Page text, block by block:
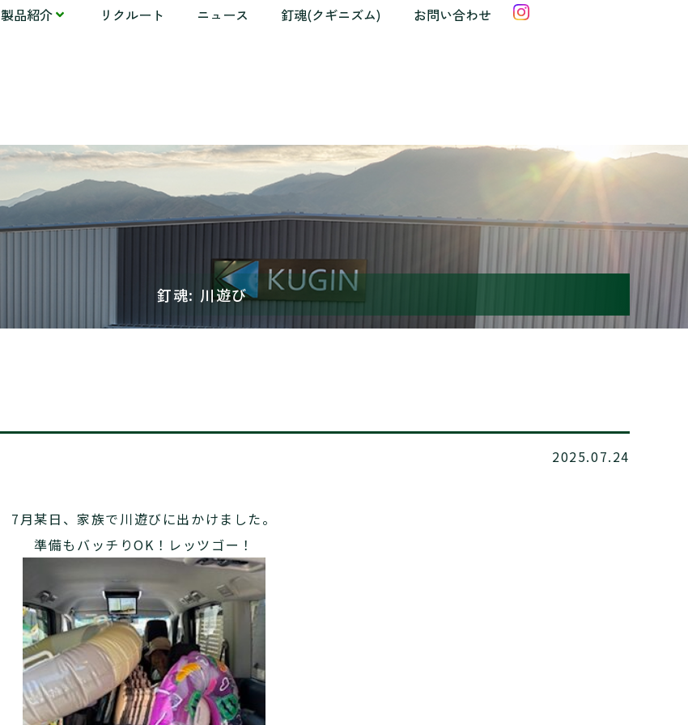
製品紹介 リクルート ニュース 釘魂(クギニズム) お問い合わせ
釘魂: 川遊び
2025.07.24
7月某日、家族で川遊びに出かけました。
準備もバッチりOK！レッツゴー！